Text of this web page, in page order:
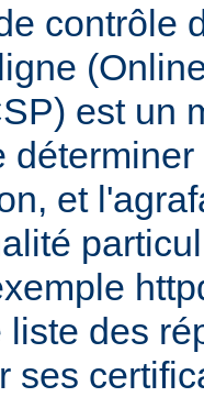
contrôle
est un
et
liste des
ses